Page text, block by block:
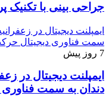
جراحی بینی با تکنیک
ایمپلنت دیجیتال در
سمت فناوری دیجیتال
7 روز پیش
ایمپلنت دیجیتال در
دندان به سمت